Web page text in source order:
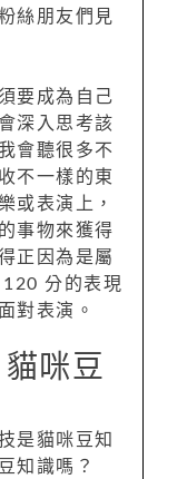
絲朋友們見
要成為自己
深入思考該
會聽很多不
不一樣的東
或表演上，
事物來獲得
正因為是屬
分的表現
對表演。
咪豆
是貓咪豆知
知識嗎？